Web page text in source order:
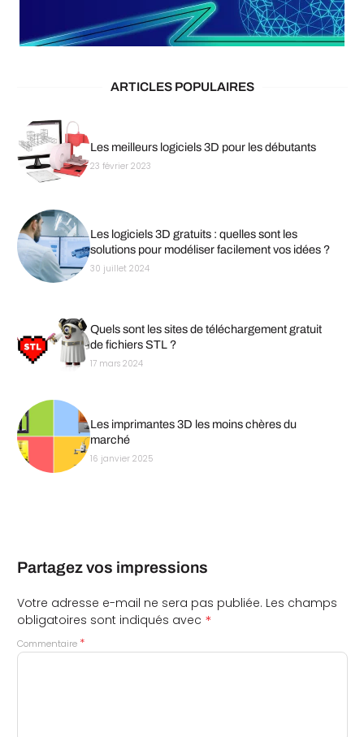
ARTICLES POPULAIRES
Les meilleurs logiciels 3D pour les débutants
23 février 2023
Les logiciels 3D gratuits : quelles sont les
solutions pour modéliser facilement vos idées ?
30 juillet 2024
Quels sont les sites de téléchargement gratuit
de fichiers STL ?
17 mars 2024
Les imprimantes 3D les moins chères du
marché
16 janvier 2025
Partagez vos impressions
Votre adresse e-mail ne sera pas publiée. Les champs
obligatoires sont indiqués avec *
Commentaire *